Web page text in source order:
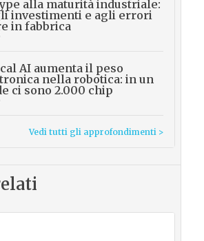
alla maturità industriale:
investimenti e agli errori
in fabbrica
AI aumenta il peso
nella robotica: in un
ci sono 2.000 chip
Vedi tutti gli approfondimenti >